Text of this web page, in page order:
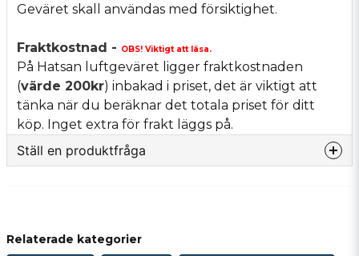
Geväret skall användas med försiktighet.
Fraktkostnad - OBS! Viktigt att läsa.
På Hatsan luftgeväret ligger fraktkostnaden
(värde 200kr) inbakad i priset, det är viktigt att
tänka när du beräknar det totala priset för ditt
köp. Inget extra för frakt läggs på.
Ställ en produktfråga
Relaterade kategorier